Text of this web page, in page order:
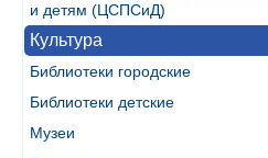
и детям (ЦСПСиД)
Культура
Библиотеки городские
Библиотеки детские
Музеи